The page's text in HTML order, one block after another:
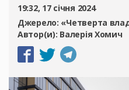
19:32, 17 січня 2024
Джерело: «Четверта
Автор(и): Валерія Хомич